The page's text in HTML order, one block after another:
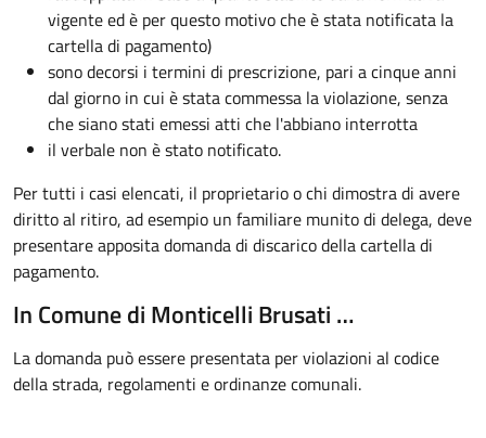
vigente ed è per questo motivo che è stata notificata la
cartella di pagamento)
sono decorsi i termini di prescrizione, pari a cinque anni
dal giorno in cui è stata commessa la violazione, senza
che siano stati emessi atti che l'abbiano interrotta
il verbale non è stato notificato.
Per tutti i casi elencati, il proprietario o chi dimostra di avere
diritto al ritiro, ad esempio un familiare munito di delega, deve
presentare apposita domanda di discarico della cartella di
pagamento.
In Comune di Monticelli Brusati …
La domanda può essere presentata per violazioni al codice
della strada, regolamenti e ordinanze comunali.